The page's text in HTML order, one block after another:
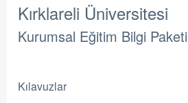
Kırklareli Üniversitesi
Kurumsal Eğitim Bilgi Paketi
Kılavuzlar